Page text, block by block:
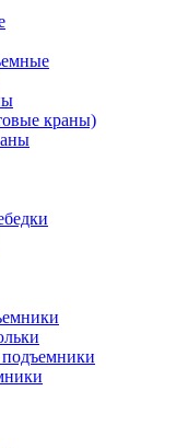
краны)
подъемники